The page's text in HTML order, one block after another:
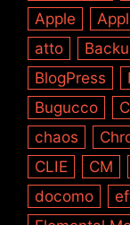
Apple
atto
BlogPress
Bugucco
chaos
CLIE
CM
docomo